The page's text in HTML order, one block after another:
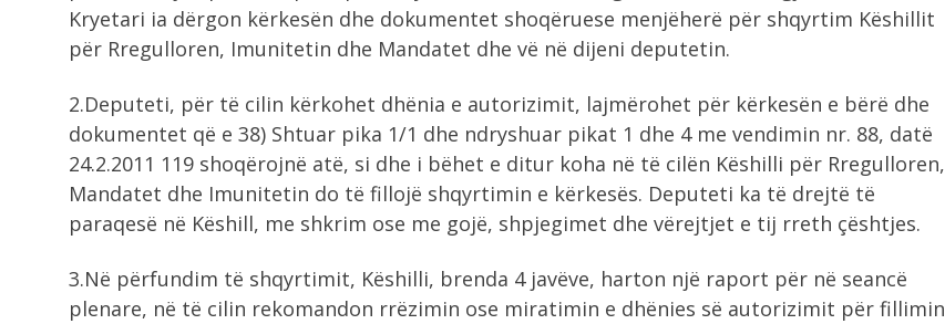
Kryetari ia dërgon kërkesën dhe dokumentet shoqëruese menjëherë për shqyrtim Këshillit
për Rregulloren, Imunitetin dhe Mandatet dhe vë në dijeni deputetin.
2.Deputeti, për të cilin kërkohet dhënia e autorizimit, lajmërohet për kërkesën e bërë dhe
dokumentet që e 38) Shtuar pika 1/1 dhe ndryshuar pikat 1 dhe 4 me vendimin nr. 88, datë
24.2.2011 119 shoqërojnë atë, si dhe i bëhet e ditur koha në të cilën Këshilli për Rregulloren,
Mandatet dhe Imunitetin do të fillojë shqyrtimin e kërkesës. Deputeti ka të drejtë të
paraqesë në Këshill, me shkrim ose me gojë, shpjegimet dhe vërejtjet e tij rreth çështjes.
3.Në përfundim të shqyrtimit, Këshilli, brenda 4 javëve, harton një raport për në seancë
plenare, në të cilin rekomandon rrëzimin ose miratimin e dhënies së autorizimit për fillimin